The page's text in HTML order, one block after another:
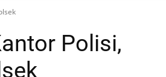
Polisi,